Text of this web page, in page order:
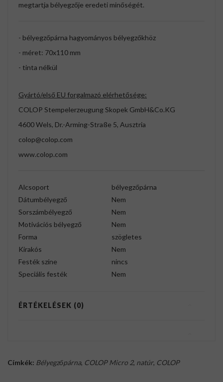
megtartja bélyegzője eredeti minőségét.
- bélyegzőpárna hagyományos bélyegzőkhöz
- méret: 70x110 mm
- tinta nélkül
Gyártó/első EU forgalmazó elérhetősége:
COLOP Stempelerzeugung Skopek GmbH&Co.KG
4600 Wels, Dr.-Arming-Straße 5, Ausztria
colop@colop.com
www.colop.com
Alcsoport
bélyegzőpárna
Dátumbélyegző
Nem
Sorszámbélyegző
Nem
Motivációs bélyegző
Nem
Forma
szögletes
Kirakós
Nem
Festék színe
nincs
Speciális festék
Nem
ÉRTÉKELÉSEK (0)
Címkék: Bélyegzőpárna, COLOP Micro 2, natúr, COLOP